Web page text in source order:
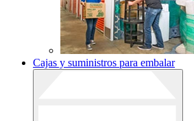
Cajas y suministros para embalar